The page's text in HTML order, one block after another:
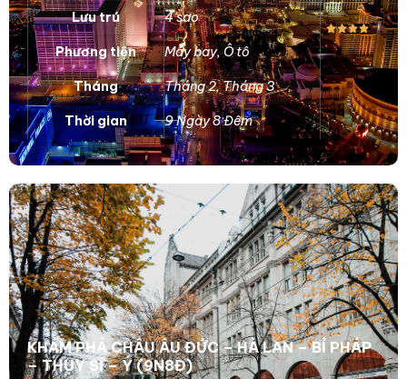
Lưu trú 4 sao
Phương tiện Máy bay,Ô tô
Tháng Tháng 2,Tháng 3
Thời gian 9 Ngày 8 Đêm
KHÁM PHÁ CHÂU ÂU ĐỨC – HÀ LAN – BỈ PHÁP
– THỤY SĨ – Ý (9N8Đ)